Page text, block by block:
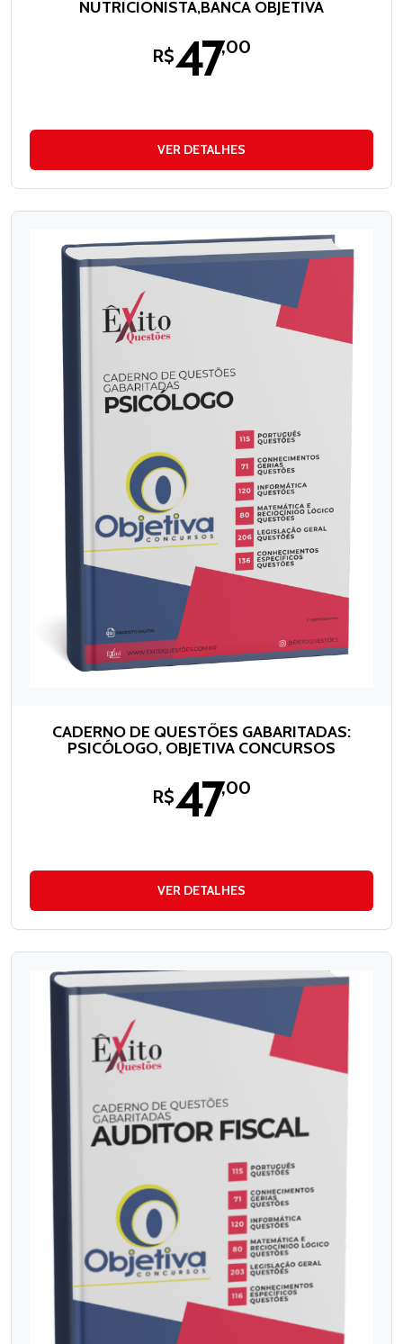
NUTRICIONISTA,BANCA OBJETIVA
R$47,00
VER DETALHES
CADERNO DE QUESTÕES GABARITADAS:
PSICÓLOGO, OBJETIVA CONCURSOS
R$47,00
VER DETALHES